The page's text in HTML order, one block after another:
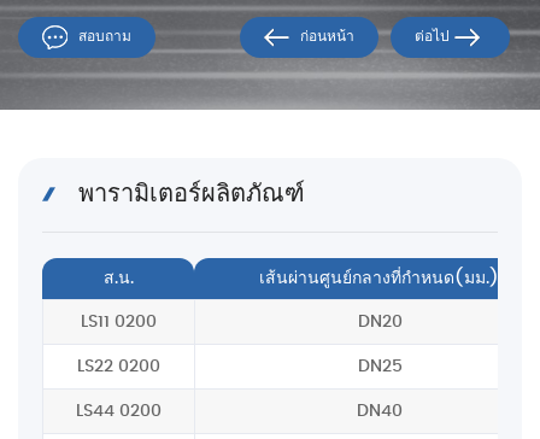
สอบถาม ต่อไป
ก่อนหน้า
พารามิเตอร์ผลิตภัณฑ์
ส.น. เส้นผ่านศูนย์กลางที่กำหนด(มม.)
LS11 0200 DN20
LS22 0200 DN25
LS44 0200 DN40